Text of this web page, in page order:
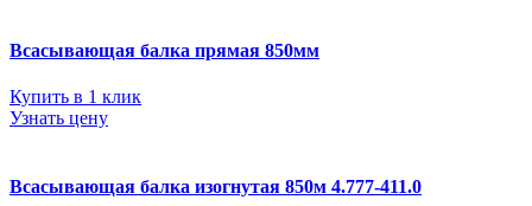
Всасывающая балка прямая 850мм
Купить в 1 клик
Узнать цену
Всасывающая балка изогнутая 850м 4.777-411.0